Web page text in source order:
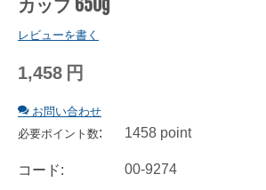
カップ 650g
レビューを書く
1,458 円
お問い合わせ
必要ポイント数: 1458 point
コード:
00-9274